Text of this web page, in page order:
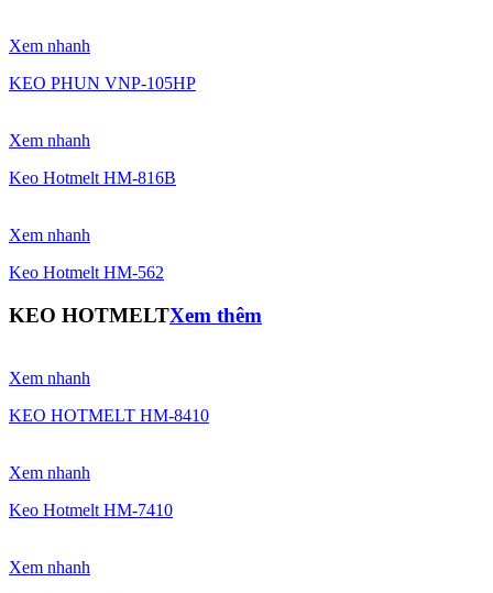
Xem nhanh
KEO PHUN VNP-105HP
Xem nhanh
Keo Hotmelt HM-816B
Xem nhanh
Keo Hotmelt HM-562
KEO HOTMELTXem thêm
Xem nhanh
KEO HOTMELT HM-8410
Xem nhanh
Keo Hotmelt HM-7410
Xem nhanh